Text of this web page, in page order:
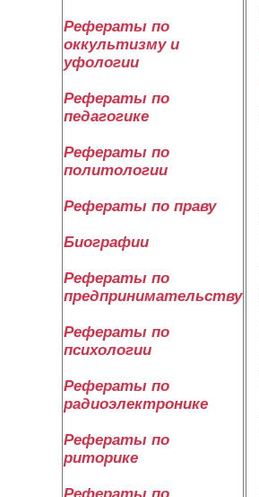
Рефераты по
оккультизму и
уфологии
Рефераты по
педагогике
Рефераты по
политологии
Рефераты по праву
Биографии
Рефераты по
предпринимательству
Рефераты по
психологии
Рефераты по
радиоэлектронике
Рефераты по
риторике